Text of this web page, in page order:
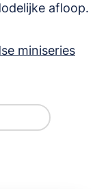
afloop.
miniseries